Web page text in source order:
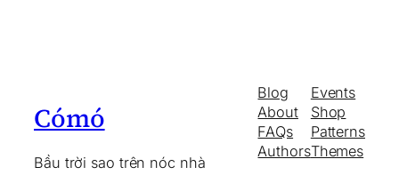
Cómó
Bầu trời sao trên nóc nhà
Blog
About
FAQs
Authors
Events
Shop
Patterns
Themes